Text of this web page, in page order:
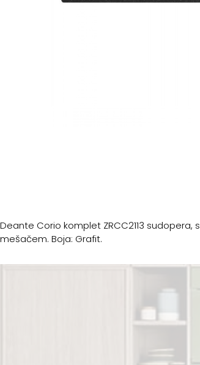
Deante Corio komplet ZRCC2113
mešačem. Boja: Grafit.